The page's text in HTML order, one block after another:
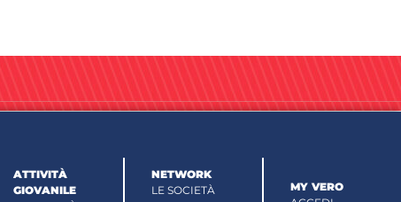
ATTIVITÀ
GIOVANILE
NETWORK
LE SOCIETÀ
MY VERO